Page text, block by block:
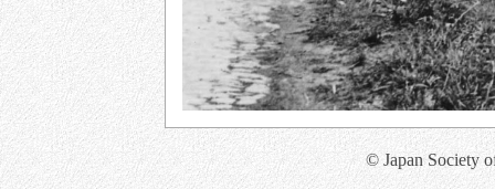
© Japan Society